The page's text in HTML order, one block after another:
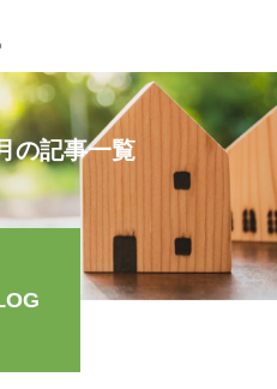
の記事一覧